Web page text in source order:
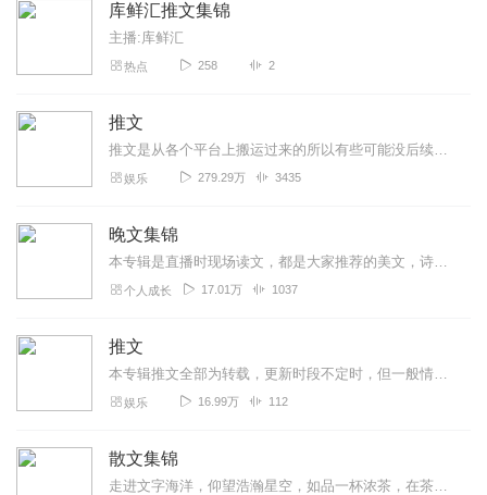
库鲜汇推文集锦
主播:库鲜汇
热点 258 2
推文
推文是从各个平台上搬运过来的所以有些可能没后续作者15准初三生更甜文．双男双女文搬运工！搬运工！搬运工！
娱乐 279.29万 3435
晚文集锦
本专辑是直播时现场读文，都是大家推荐的美文，诗歌，小故事哦，欢迎大家订阅收听！
个人成长 17.01万 1037
推文
本专辑推文全部为转载，更新时段不定时，但一般情况下不会断更，想要什么文都可以在评论区说我尽量满足大家,嘿嘿希望大家捧个场呀
娱乐 16.99万 112
散文集锦
走进文字海洋，仰望浩瀚星空，如品一杯浓茶，在茶香四溢的氤氲气息中，静享一份安逸闲情，一份愉悦与超脱！温一盏岁月的暗香，在平静中回味，那些浅浅淡淡的过往，便是岁月...